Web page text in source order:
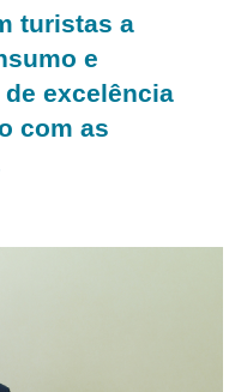
turistas a
e
excelência
com as